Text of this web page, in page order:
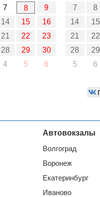
7 8
9
14 15
16
21 22
23
28 29
30
4 5 6
7
8
14
15
21
22
28
29
5
6
Автовокзалы
Волгоград
Воронеж
Екатеринбург
Иваново